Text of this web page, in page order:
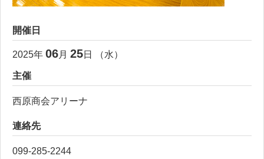
開催日
2025年 06月 25日 （水）
主催
西原商会アリーナ
連絡先
099-285-2244